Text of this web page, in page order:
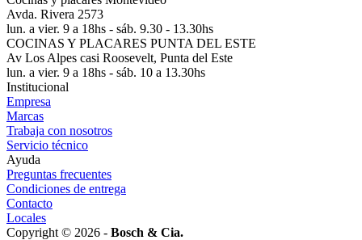
Avda. Rivera 2573
lun. a vier. 9 a 18hs - sáb. 9.30 - 13.30hs
COCINAS Y PLACARES PUNTA DEL ESTE
Av Los Alpes casi Roosevelt, Punta del Este
lun. a vier. 9 a 18hs - sáb. 10 a 13.30hs
Institucional
Empresa
Marcas
Trabaja con nosotros
Servicio técnico
Ayuda
Preguntas frecuentes
Condiciones de entrega
Contacto
Locales
Copyright © 2026 - Bosch & Cia.